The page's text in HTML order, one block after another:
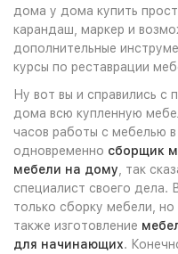
дома у дома купить
карандаш, маркер и
дополнительные
курсы по реставрации
Ну вот вы и справились с
дома всю купленную
часов работы с мебелью
одновременно сборщик
мебели на дому , так
специалист своего
только сборку мебели, но
также изготовление
для начинающих.